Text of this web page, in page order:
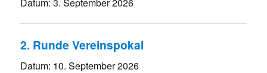
2. Runde Vereinspokal
Datum: 10. September 2026